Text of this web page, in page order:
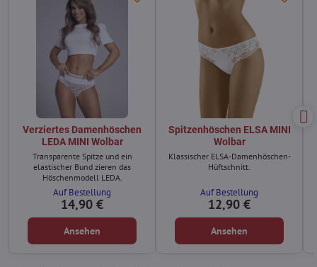
Verziertes Damenhöschen
LEDA MINI Wolbar
Transparente Spitze und ein
elastischer Bund zieren das
Höschenmodell LEDA.
Auf Bestellung
14,90 €
Ansehen
Spitzenhöschen ELSA MINI
Wolbar
Klassischer ELSA-Damenhöschen-
Hüftschnitt.
Auf Bestellung
12,90 €
Ansehen